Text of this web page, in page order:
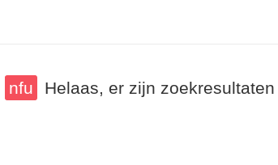
nfu Helaas, er zijn